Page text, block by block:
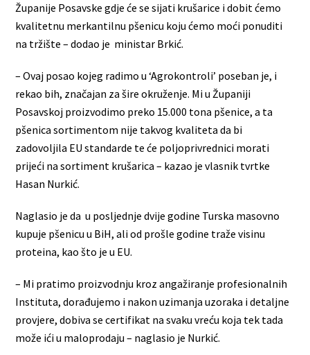
Županije Posavske gdje će se sijati krušarice i dobit ćemo
kvalitetnu merkantilnu pšenicu koju ćemo moći ponuditi
na tržište – dodao je ministar Brkić.
– Ovaj posao kojeg radimo u ‘Agrokontroli’ poseban je, i
rekao bih, značajan za šire okruženje. Mi u Županiji
Posavskoj proizvodimo preko 15.000 tona pšenice, a ta
pšenica sortimentom nije takvog kvaliteta da bi
zadovoljila EU standarde te će poljoprivrednici morati
prijeći na sortiment krušarica – kazao je vlasnik tvrtke
Hasan Nurkić.
Naglasio je da u posljednje dvije godine Turska masovno
kupuje pšenicu u BiH, ali od prošle godine traže visinu
proteina, kao što je u EU.
– Mi pratimo proizvodnju kroz angažiranje profesionalnih
Instituta, dorađujemo i nakon uzimanja uzoraka i detaljne
provjere, dobiva se certifikat na svaku vreću koja tek tada
može ići u maloprodaju – naglasio je Nurkić.